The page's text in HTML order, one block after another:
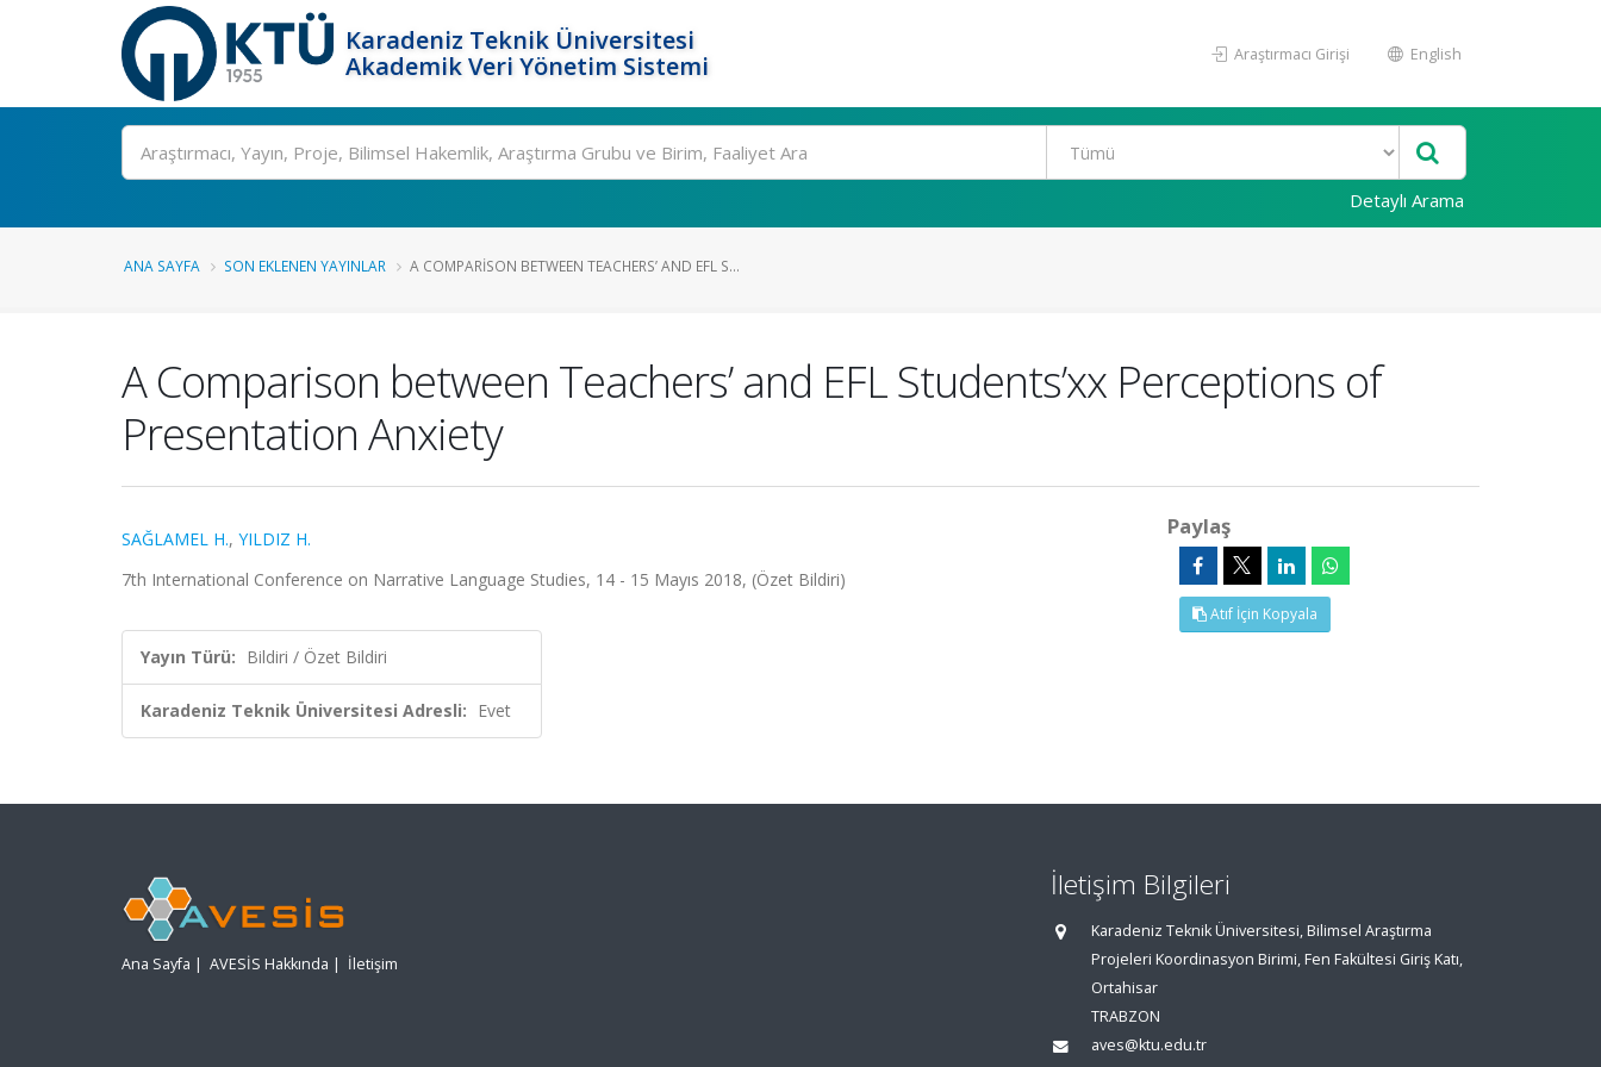
Karadeniz Teknik Üniversitesi
Akademik Veri Yönetim Sistemi
Araştırmacı Girişi English
Ara
Detaylı Arama
ANA SAYFA SON EKLENEN YAYINLAR A COMPARISON BETWEEN TEACHERS’ AND EFL S...
A Comparison between Teachers’ and EFL Students’xx Perceptions of
Presentation Anxiety
SAĞLAMEL H., YILDIZ H.
7th International Conference on Narrative Language Studies, 14 - 15 Mayıs 2018, (Özet Bildiri)
Yayın Türü: Bildiri / Özet Bildiri
Karadeniz Teknik Üniversitesi Adresli: Evet
Paylaş
Atıf İçin Kopyala
Ana Sayfa | AVESİS Hakkında | İletişim
İletişim Bilgileri
Karadeniz Teknik Üniversitesi, Bilimsel Araştırma
Projeleri Koordinasyon Birimi, Fen Fakültesi Giriş Katı,
Ortahisar
TRABZON
aves@ktu.edu.tr